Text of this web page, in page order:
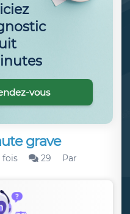
grave
fois 29
Par
vous